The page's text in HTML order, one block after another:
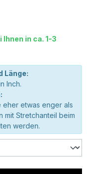
in ca. 1-3
Länge:
Inch.
eher etwas enger als
mit Stretchanteil beim
werden.